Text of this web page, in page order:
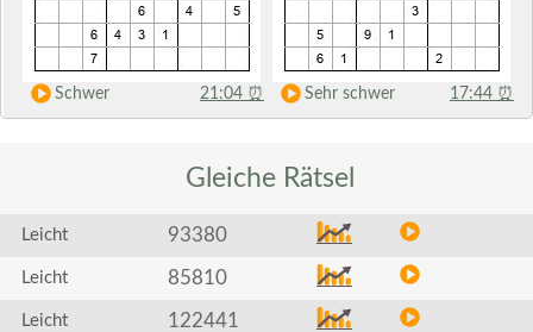
Schwer 21:04 ⏰ Sehr schwer 17:44 ⏰
Gleiche Rätsel
Leicht 93380
Leicht 85810
Leicht 122441